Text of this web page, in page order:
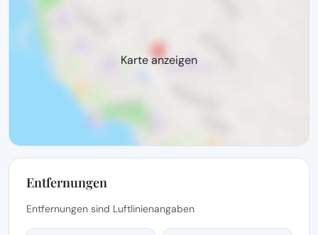
Karte anzeigen
Entfernungen
Entfernungen sind Luftlinienangaben